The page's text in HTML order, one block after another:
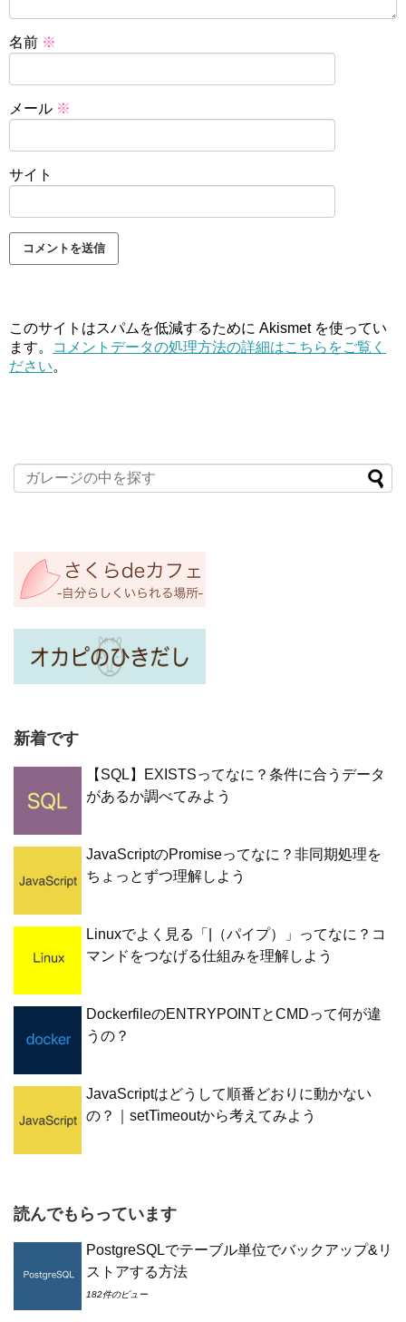
名前 ※
メール ※
サイト
このサイトはスパムを低減するために Akismet を使ってい
ます。
コメントデータの処理方法の詳細はこちらをご覧く
ださい。
新着です
【SQL】EXISTSってなに？条件に合うデータ
があるか調べてみよう
JavaScriptのPromiseってなに？非同期処理を
ちょっとずつ理解しよう
Linuxでよく見る「|（パイプ）」ってなに？コ
マンドをつなげる仕組みを理解しよう
DockerfileのENTRYPOINTとCMDって何が違
うの？
JavaScriptはどうして順番どおりに動かない
の？｜setTimeoutから考えてみよう
読んでもらっています
PostgreSQLでテーブル単位でバックアップ&リ
ストアする方法
182件のビュー